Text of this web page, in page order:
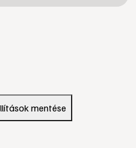
mentése